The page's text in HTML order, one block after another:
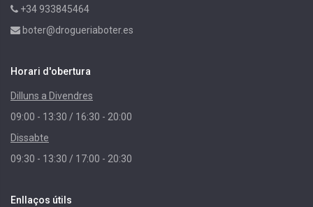
+34 933845464
boter@drogueriaboter.es
Horari d'obertura
Dilluns a Divendres
09:00 - 13:30 / 16:30 - 20:00
Dissabte
09:30 - 13:30 / 17:00 - 20:30
Enllaços útils